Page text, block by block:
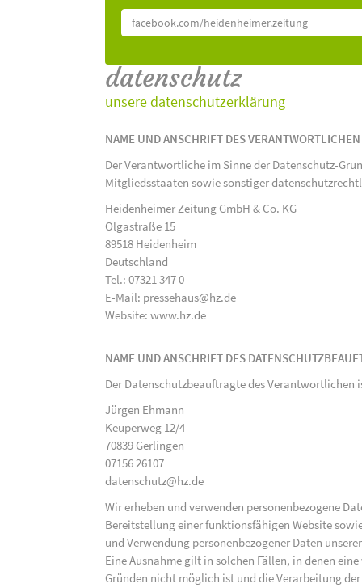
facebook.com/heidenheimer.zeitung
datenschutz
unsere datenschutzerklärung
NAME UND ANSCHRIFT DES VERANTWORTLICHEN
Der Verantwortliche im Sinne der Datenschutz-
Mitgliedsstaaten sowie sonstiger
Heidenheimer Zeitung GmbH & Co. KG
Olgastraße 15
89518 Heidenheim
Deutschland
Tel.: 07321 347 0
E-Mail: pressehaus@hz.de
Website: www.hz.de
NAME UND ANSCHRIFT DES
Der Datenschutzbeauftragte des Verantwortlichen
Jürgen Ehmann
Keuperweg 12/4
70839 Gerlingen
07156 26107
datenschutz@hz.de
Wir erheben und verwenden personenbezogene
Bereitstellung einer funktionsfähigen Website
und Verwendung personenbezogener Daten
Eine Ausnahme gilt in solchen Fällen, in denen
Gründen nicht möglich ist und die Verarbeitung